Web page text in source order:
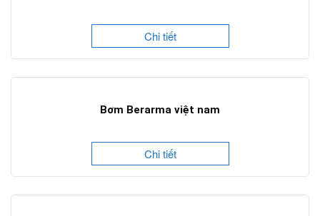
Chi tiết
Bơm Berarma việt nam
Chi tiết